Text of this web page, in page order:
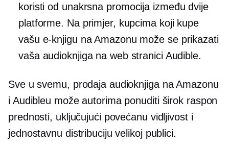
koristi od unakrsna promocija između dvije
platforme. Na primjer, kupcima koji kupe
vašu e-knjigu na Amazonu može se prikazati
vaša audioknjiga na web stranici Audible.
Sve u svemu, prodaja audioknjiga na Amazonu
i Audibleu može autorima ponuditi širok raspon
prednosti, uključujući povećanu vidljivost i
jednostavnu distribuciju velikoj publici.